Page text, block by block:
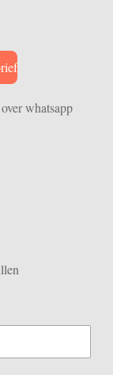
whatsapp